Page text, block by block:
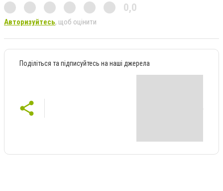
0,0
Авторизуйтесь, щоб оцінити
Поділіться та підписуйтесь на наші джерела